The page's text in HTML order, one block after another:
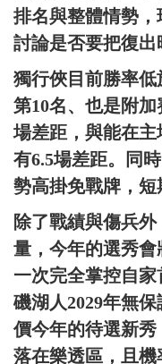
排名與整體情勢
討論是否要把復出
獨行俠目前勝率
第10名、也是附
場差距，與能在
有6.5場差距。同
勢高掛免戰牌，短
除了戰績與傷兵
量，今年的選秀會
一次完全掌控自
磯湖人2029年無
價今年的待選新
落在樂透區，且